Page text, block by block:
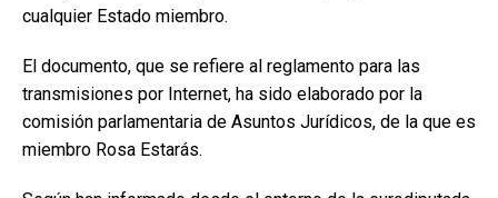
cualquier Estado miembro.
El documento, que se refiere al reglamento para las
transmisiones por Internet, ha sido elaborado por la
comisión parlamentaria de Asuntos Jurídicos, de la que es
miembro Rosa Estarás.